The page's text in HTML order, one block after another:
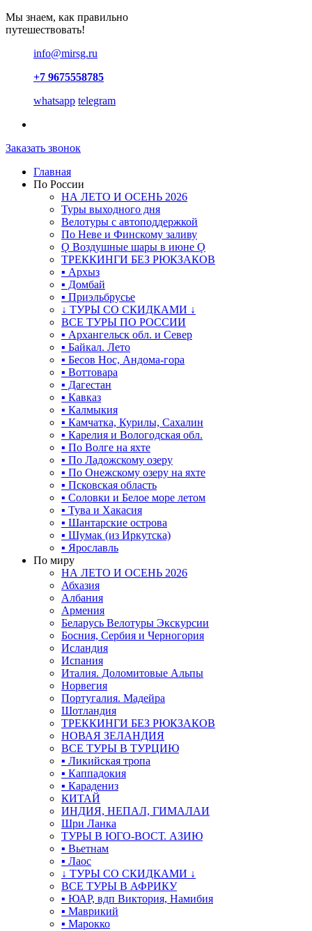
Мы знаем, как правильно
путешествовать!
info@mirsg.ru
+7 9675558785
whatsapp telegram
Заказать звонок
Главная
По России
НА ЛЕТО И ОСЕНЬ 2026
Туры выходного дня
Велотуры с автоподдержкой
По Неве и Финскому заливу
Ǫ Воздушные шары в июне Ǫ
ТРЕККИНГИ БЕЗ РЮКЗАКОВ
▪ Архыз
▪ Домбай
▪ Приэльбрусье
↓ ТУРЫ СО СКИДКАМИ ↓
ВСЕ ТУРЫ ПО РОССИИ
▪ Архангельск обл. и Север
▪ Байкал. Лето
▪ Бесов Нос, Андома-гора
▪ Воттовара
▪ Дагестан
▪ Кавказ
▪ Калмыкия
▪ Камчатка, Курилы, Сахалин
▪ Карелия и Вологодская обл.
▪ По Волге на яхте
▪ По Ладожскому озеру
▪ По Онежскому озеру на яхте
▪ Псковская область
▪ Соловки и Белое море летом
▪ Тува и Хакасия
▪ Шантарские острова
▪ Шумак (из Иркутска)
▪ Ярославль
По миру
НА ЛЕТО И ОСЕНЬ 2026
Абхазия
Албания
Армения
Беларусь Велотуры Экскурсии
Босния, Сербия и Черногория
Исландия
Испания
Италия. Доломитовые Альпы
Норвегия
Португалия. Мадейра
Шотландия
ТРЕККИНГИ БЕЗ РЮКЗАКОВ
НОВАЯ ЗЕЛАНДИЯ
ВСЕ ТУРЫ В ТУРЦИЮ
▪ Ликийская тропа
▪ Каппадокия
▪ Карадениз
КИТАЙ
ИНДИЯ, НЕПАЛ, ГИМАЛАИ
Шри Ланка
ТУРЫ В ЮГО-ВОСТ. АЗИЮ
▪ Вьетнам
▪ Лаос
↓ ТУРЫ СО СКИДКАМИ ↓
ВСЕ ТУРЫ В АФРИКУ
▪ ЮАР, вдп Виктория, Намибия
▪ Маврикий
▪ Марокко